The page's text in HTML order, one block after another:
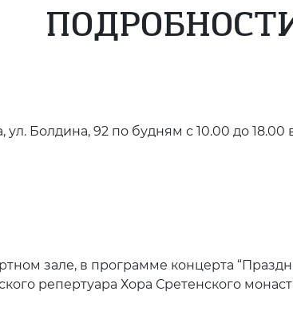
ул. Болдина, 92 по будням с 10.00 до
зале, в программе концерта
репертуара Хора Сретенского